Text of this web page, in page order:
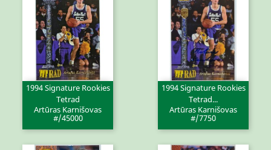
1994 Signature Rookies
Tetrad
Artūras Karnišovas
#/45000
1994 Signature Rookies
Tetrad...
Artūras Karnišovas
#/7750